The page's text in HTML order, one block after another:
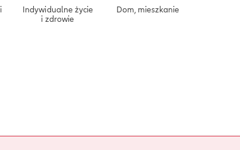
Indywidualne życie
i zdrowie
Dom, mieszkanie